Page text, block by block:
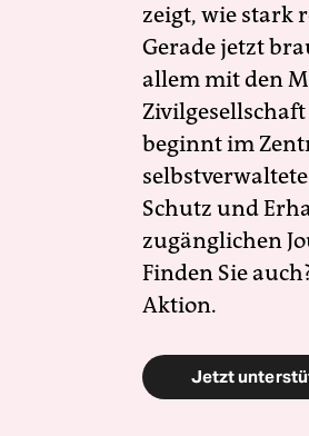
zeigt, wie stark
Gerade jetzt
allem mit den
beginnt im
Schutz und
zugänglichen
Finden Sie
Aktion.
Jetzt